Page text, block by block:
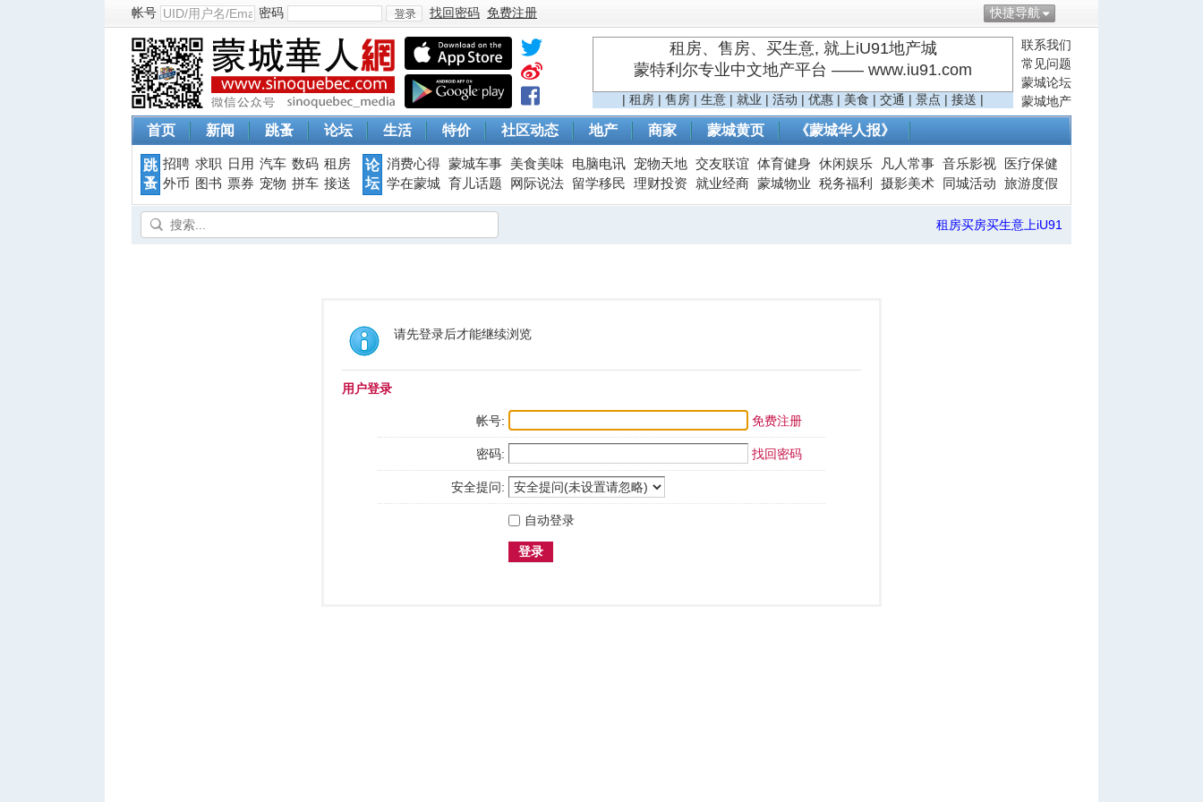
快捷导航
帐号 密码
登
找回密码 免费注册
联系我们
常见问题
蒙城论坛
蒙城地产
租房、售房、买生意, 就上iU91地产城
蒙特利尔专业中文地产平台 —— www.iu91.com
| 租房 | 售房 | 生意 | 就业 | 活动 | 优惠 | 美食 | 交通 | 景点 | 接送 |
首页 新闻 跳蚤 论坛 生活 特价 社区动态 地产 商家 蒙城黄页 《蒙城华人报》
跳
蚤
招聘 求职 日用 汽车 数码 租房
外币
图书 票券 宠物 拼车 接送
论
坛
消费心得 蒙城车事 美食美味 电脑电讯 宠物天地 交友联谊 体育健身 休闲娱乐 凡人常事 音乐影视
医疗保健
学在蒙城 育儿话题 网际说法 留学移民 理财投资 就业经商 蒙城物业 税务福利 摄影美术 同城活动 旅游度假
租房买房买生意上iU91
请先登录后才能继续浏览
用户登录
帐号: 免费注册
密码: 找回密码
安全提问:
自动登录
登录